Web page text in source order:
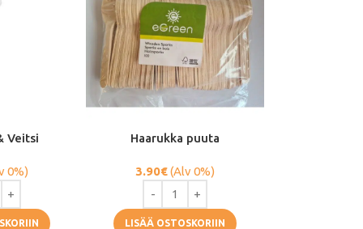
Veitsi
0%)
Haarukka puuta
3.90€(Alv 0%)
LISÄÄ OSTOSKORIIN